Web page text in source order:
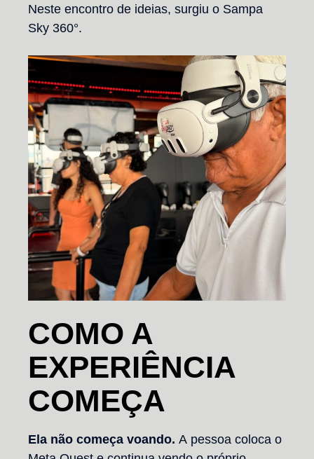
Neste encontro de ideias, surgiu o Sampa
Sky 360°.
COMO A
EXPERIÊNCIA
COMEÇA
Ela não começa voando. A pessoa coloca o